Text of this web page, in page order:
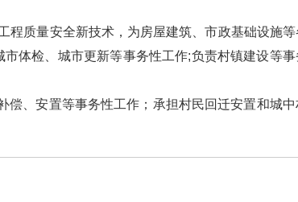
质量安全新技术，为房屋建筑、市政基础设施等
体检、城市更新等事务性工作;负责村镇建设等事
、安置等事务性工作；承担村民回迁安置和城中